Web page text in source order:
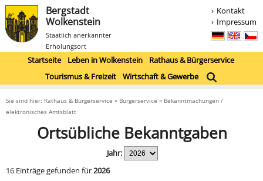
Bergstadt
Wolkenstein
Staatlich anerkannter
Erholungsort
Kontakt
Impressum
Startseite Leben in Wolkenstein
Rathaus & Bürgerservice
Tourismus & Freizeit
Wirtschaft & Gewerbe
Sie sind hier: Rathaus & Bürgerservice » Bürgerservice » Bekanntmachungen /
elektronisches Amtsblatt
Ortsübliche Bekanntgaben
Jahr:
16 Einträge gefunden für2026